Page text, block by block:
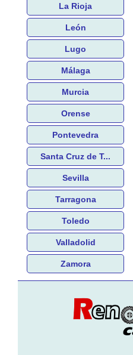
La Rioja
León
Lugo
Málaga
Murcia
Orense
Pontevedra
Santa Cruz de T...
Sevilla
Tarragona
Toledo
Valladolid
Zamora